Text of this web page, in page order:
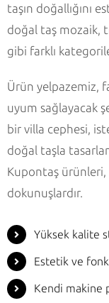
taşın doğallığını
doğal taş mozaik,
gibi farklı
Ürün yelpazemiz,
uyum sağlayacak
bir villa cephesi,
doğal taşla
Kupontaş ürünleri,
dokunuşlardır.
Yüksek kalite
Estetik ve
Kendi makine